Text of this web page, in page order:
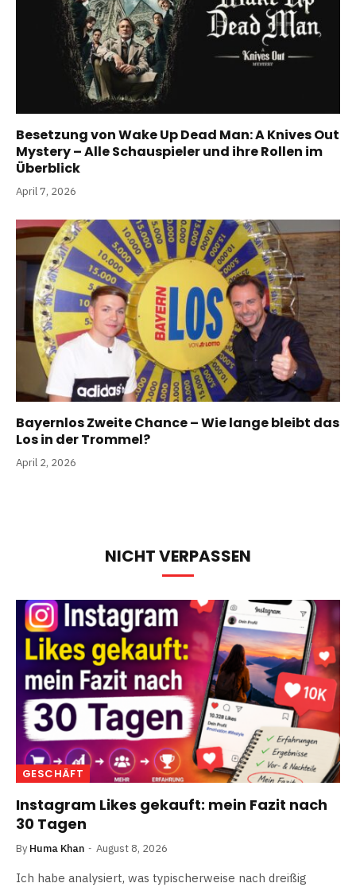
Besetzung von Wake Up Dead Man: A Knives Out
Mystery – Alle Schauspieler und ihre Rollen im
Überblick
April 7, 2026
Bayernlos Zweite Chance – Wie lange bleibt das
Los in der Trommel?
April 2, 2026
NICHT VERPASSEN
GESCHÄFT
Instagram Likes gekauft: mein Fazit nach
30 Tagen
By Huma Khan August 8, 2026
Ich habe analysiert, was typischerweise nach dreißig